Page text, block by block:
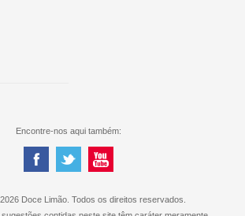
Encontre-nos aqui também:
Doce Limão. Todos os direitos reservados.